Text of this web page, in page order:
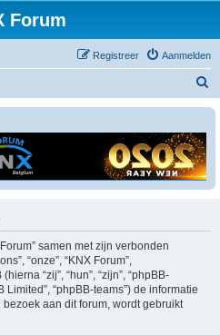
Forum
Aanmelden
Registreer
samen met zijn verbonden
“onze”, “KNX Forum”,
“zij”, “hun”, “zijn”, “phpBB-
Limited”, “phpBB-teams”) de informatie
aan dit forum, wordt gebruikt